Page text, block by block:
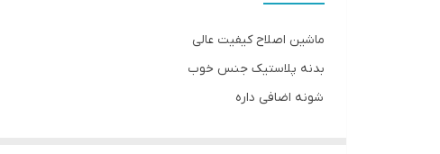
ماشین اصلاح کیفیت عالی
بدنه پلاستیک جنس خوب
شونه اضافی داره